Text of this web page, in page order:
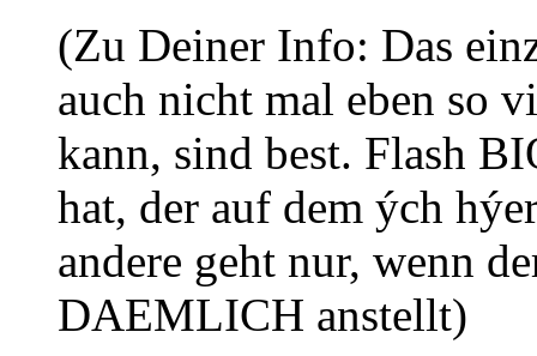
(Zu Deiner Info: Das
auch nicht mal eben so
kann, sind best. Flash
hat, der auf dem ých
andere geht nur, wenn
DAEMLICH anstellt)